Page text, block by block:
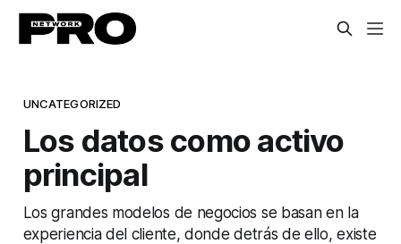
UNCATEGORIZED
Los datos como activo
principal
Los grandes modelos de negocios se basan en la
experiencia del cliente, donde detrás de ello, existe